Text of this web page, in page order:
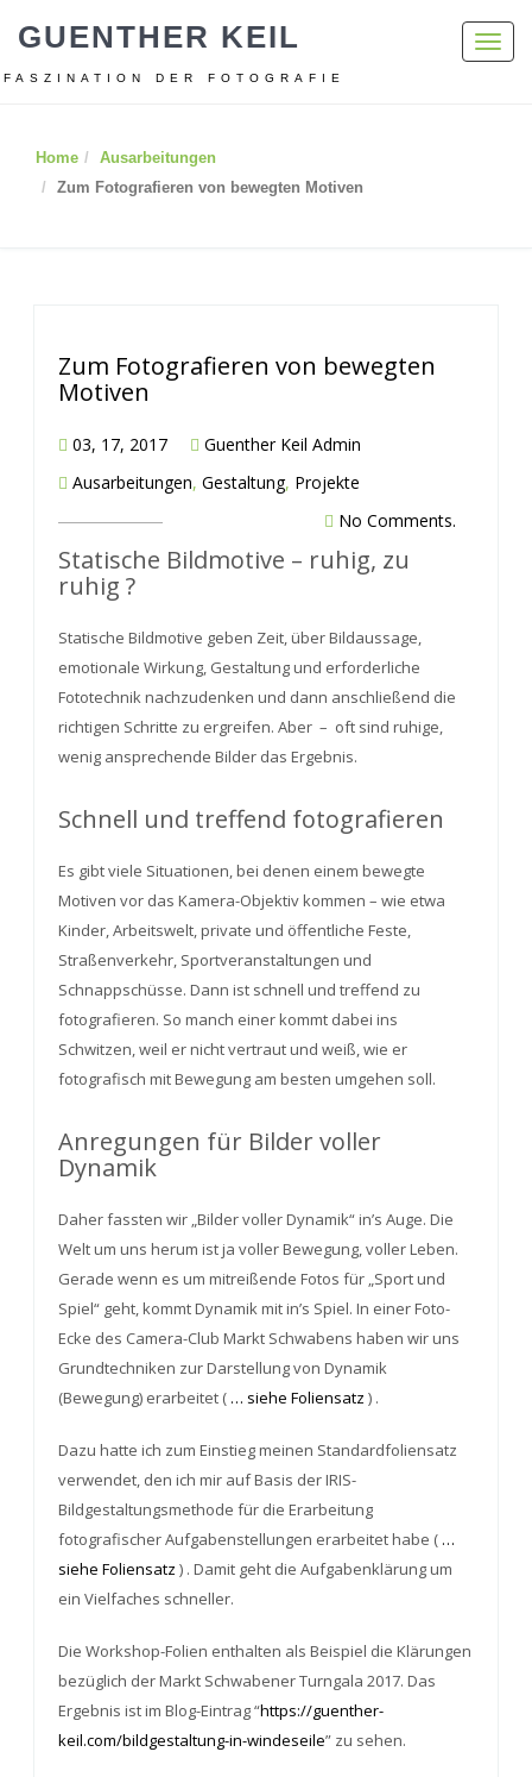
GUENTHER KEIL
FASZINATION DER FOTOGRAFIE
Home
Ausarbeitungen
Zum Fotografieren von bewegten Motiven
Zum Fotografieren von bewegten
Motiven
03, 17, 2017
Guenther Keil Admin
Ausarbeitungen, Gestaltung, Projekte
No Comments.
Statische Bildmotive – ruhig, zu
ruhig ?
Statische Bildmotive geben Zeit, über Bildaussage,
emotionale Wirkung, Gestaltung und erforderliche
Fototechnik nachzudenken und dann anschließend die
richtigen Schritte zu ergreifen. Aber – oft sind ruhige,
wenig ansprechende Bilder das Ergebnis.
Schnell und treffend fotografieren
Es gibt viele Situationen, bei denen einem bewegte
Motiven vor das Kamera-Objektiv kommen – wie etwa
Kinder, Arbeitswelt, private und öffentliche Feste,
Straßenverkehr, Sportveranstaltungen und
Schnappschüsse. Dann ist schnell und treffend zu
fotografieren. So manch einer kommt dabei ins
Schwitzen, weil er nicht vertraut und weiß, wie er
fotografisch mit Bewegung am besten umgehen soll.
Anregungen für Bilder voller
Dynamik
Daher fassten wir „Bilder voller Dynamik“ in’s Auge. Die
Welt um uns herum ist ja voller Bewegung, voller Leben.
Gerade wenn es um mitreißende Fotos für „Sport und
Spiel“ geht, kommt Dynamik mit in’s Spiel. In einer Foto-
Ecke des Camera-Club Markt Schwabens haben wir uns
Grundtechniken zur Darstellung von Dynamik
(Bewegung) erarbeitet ( … siehe Foliensatz ) .
Dazu hatte ich zum Einstieg meinen Standardfoliensatz
verwendet, den ich mir auf Basis der IRIS-
Bildgestaltungsmethode für die Erarbeitung
fotografischer Aufgabenstellungen erarbeitet habe ( …
siehe Foliensatz ) . Damit geht die Aufgabenklärung um
ein Vielfaches schneller.
Die Workshop-Folien enthalten als Beispiel die Klärungen
bezüglich der Markt Schwabener Turngala 2017. Das
Ergebnis ist im Blog-Eintrag “https://guenther-
keil.com/bildgestaltung-in-windeseile” zu sehen.